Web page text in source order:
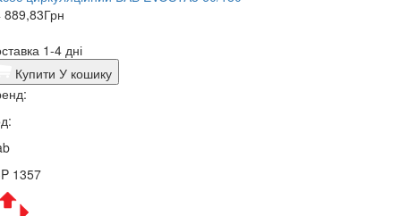
889,83Грн
1-4 дні
Купити У кошику
1357